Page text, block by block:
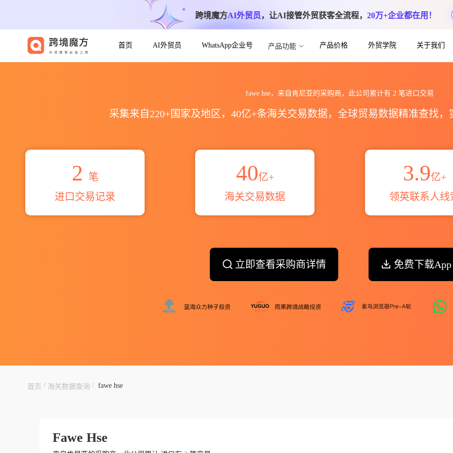
跨境魔方AI外贸员，让AI接管外贸获客全流程， 20万+企业都在用！
首页 AI外贸员 WhatsApp企业号 产品功能 产品价格 外贸学院 关于我们
fawe hse，来自肯尼亚的采购商，此公司累计有 2 笔进口交易
采集来自220+国家及地区，40亿+条海关交易数据，全球贸易数据精准查找
2
笔
进口交易记录
40亿+
海关交易数据
3.9亿+
领英联系人线
立即查看采购商详情 免费下载App
首页 / 海关数据查询 / fawe hse
Fawe Hse